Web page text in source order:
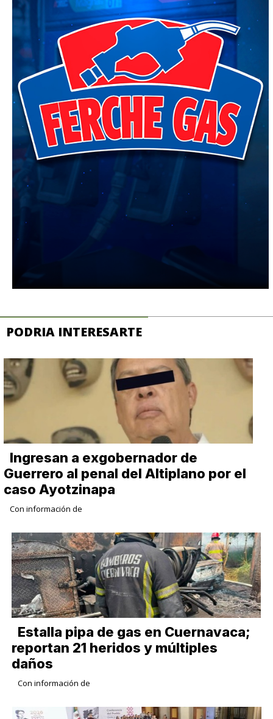
PODRIA INTERESARTE
Ingresan a exgobernador de
Guerrero al penal del Altiplano por el
caso Ayotzinapa
Con información de
Estalla pipa de gas en Cuernavaca;
reportan 21 heridos y múltiples
daños
Con información de